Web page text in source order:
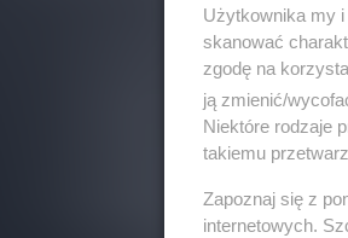
Użytkownika my
skanować
zgodę na
ją zmienić/
Niektóre rodzaje
takiemu
Zapoznaj się z
internetowych.